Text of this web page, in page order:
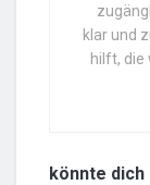
klar und
hilft,
könnte dich